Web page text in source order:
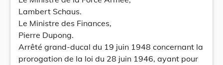
Lambert Schaus.
Le Ministre des Finances,
Pierre Dupong.
Arrêté grand-ducal du 19 juin 1948 concernant la
prorogation de la loi du 28 juin 1946, ayant pour